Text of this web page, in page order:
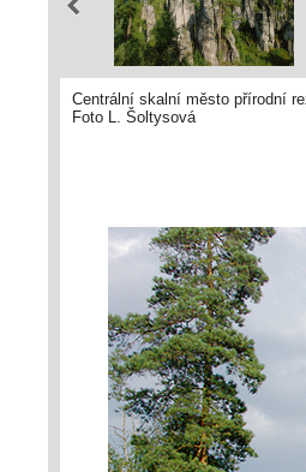
Centrální skalní město přírodní
Foto L. Šoltysová